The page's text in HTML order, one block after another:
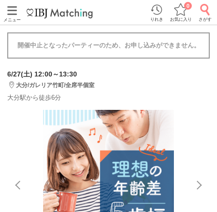
メニュー りれき お気に入り
0
さがす
開催中止となったパーティーのため、お申し込みができません。
6/27(土) 12:00～13:30
大分/ガレリア竹町/全席半個室
大分駅から徒歩6分